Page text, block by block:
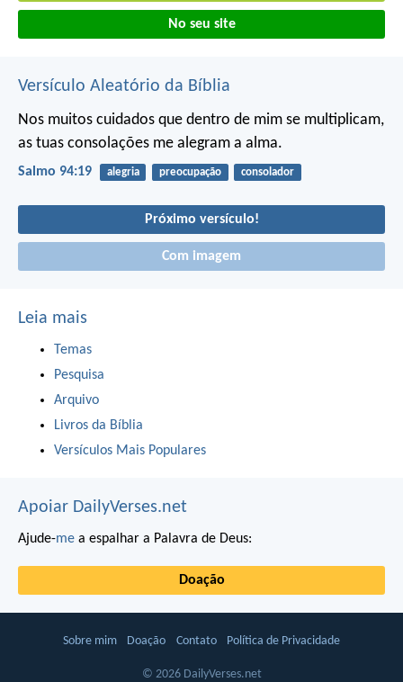
No seu site
Versículo Aleatório da Bíblia
Nos muitos cuidados que dentro de mim se multiplicam,
as tuas consolações me alegram a alma.
Salmo 94:19 alegria preocupação consolador
Próximo versículo!
Com imagem
Leia mais
Temas
Pesquisa
Arquivo
Livros da Bíblia
Versículos Mais Populares
Apoiar DailyVerses.net
Ajude-me a espalhar a Palavra de Deus:
Doação
Sobre mim Doação Contato Política de Privacidade
© 2026 DailyVerses.net